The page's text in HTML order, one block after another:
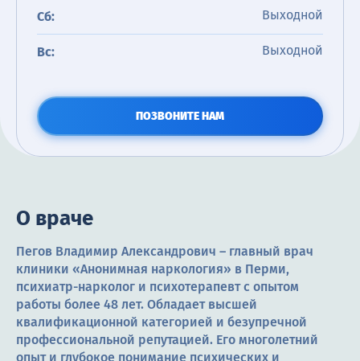
Сб: Выходной
Вс: Выходной
ПОЗВОНИТЕ НАМ
О враче
Пегов Владимир Александрович – главный врач
клиники «Анонимная наркология» в Перми,
психиатр-нарколог и психотерапевт с опытом
работы более 48 лет. Обладает высшей
квалификационной категорией и безупречной
профессиональной репутацией. Его многолетний
опыт и глубокое понимание психических и